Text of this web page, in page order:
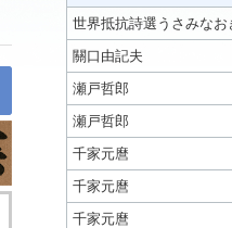
世界抵抗詩選うさみなお
關口由記夫
瀬戸哲郎
瀬戸哲郎
千家元麿
千家元麿
千家元麿